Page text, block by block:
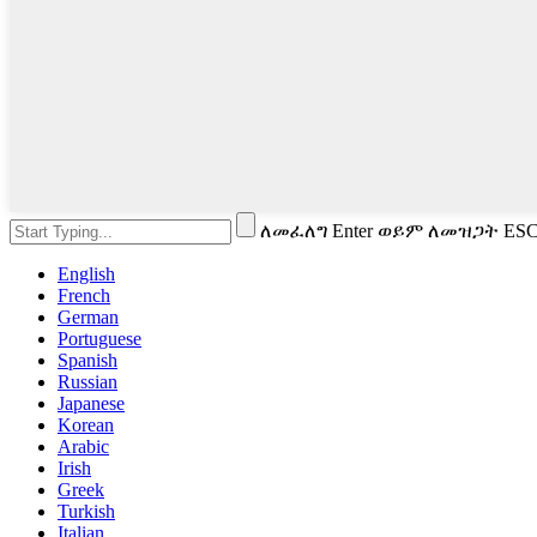
ለመፈለግ Enter ወይም ለመዝጋት
English
French
German
Portuguese
Spanish
Russian
Japanese
Korean
Arabic
Irish
Greek
Turkish